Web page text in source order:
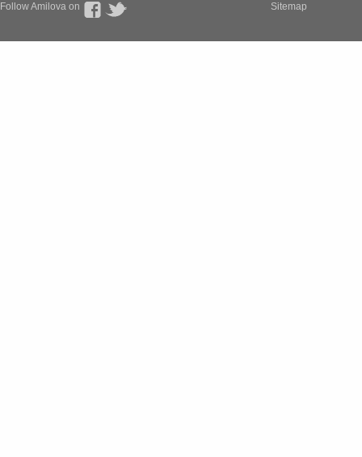
Follow Amilova on Sitemap